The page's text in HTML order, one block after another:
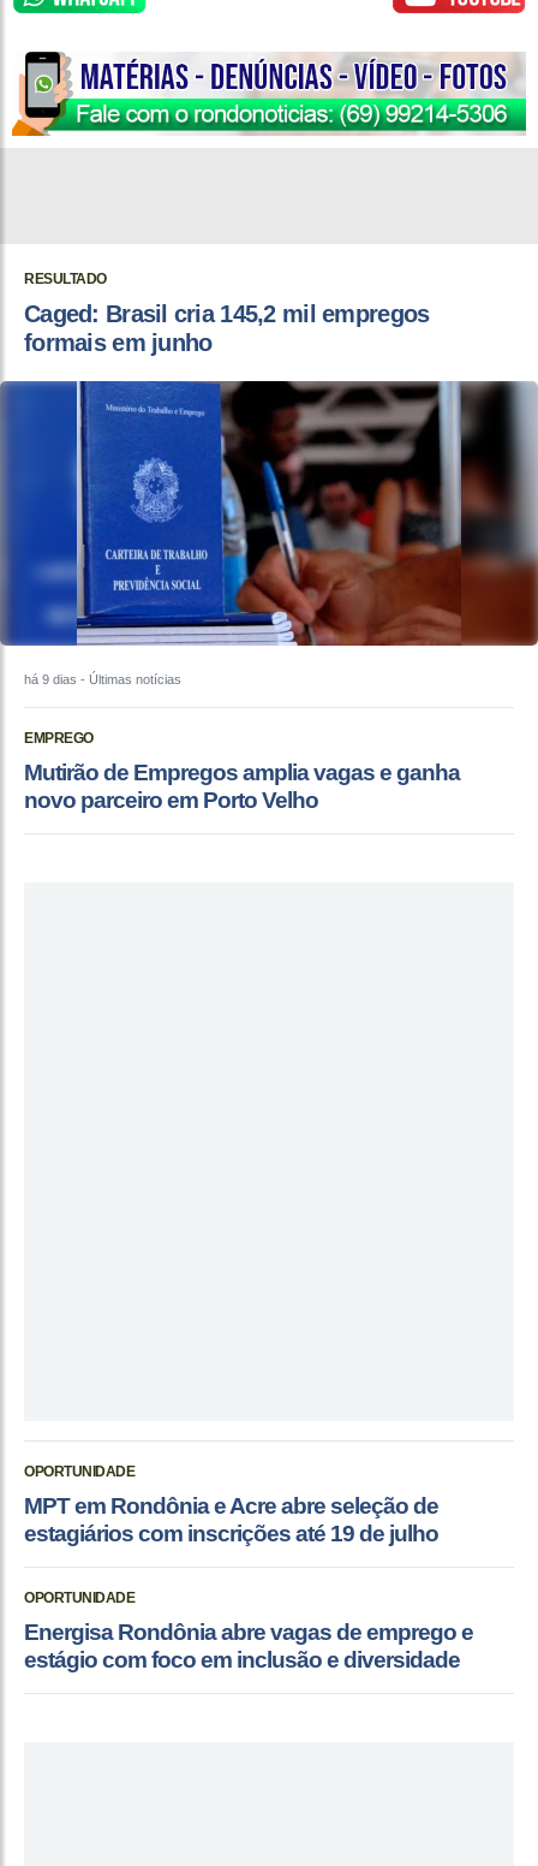
RESULTADO
Caged: Brasil cria 145,2 mil empregos
formais em junho
há 9 dias - Últimas notícias
EMPREGO
Mutirão de Empregos amplia vagas e ganha
novo parceiro em Porto Velho
OPORTUNIDADE
MPT em Rondônia e Acre abre seleção de
estagiários com inscrições até 19 de julho
OPORTUNIDADE
Energisa Rondônia abre vagas de emprego e
estágio com foco em inclusão e diversidade